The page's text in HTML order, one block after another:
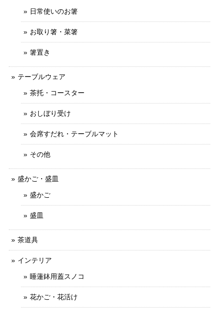
日常使いのお箸
お取り箸・菜箸
箸置き
テーブルウェア
茶托・コースター
おしぼり受け
会席すだれ・テーブルマット
その他
盛かご・盛皿
盛かご
盛皿
茶道具
インテリア
睡蓮鉢用蓋スノコ
花かご・花活け